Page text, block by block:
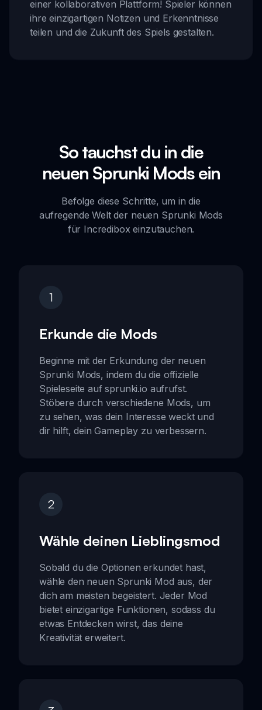
einer kollaborativen Plattform! Spieler können
ihre einzigartigen Notizen und Erkenntnisse
teilen und die Zukunft des Spiels gestalten.
So tauchst du in die
neuen Sprunki Mods ein
Befolge diese Schritte, um in die
aufregende Welt der neuen Sprunki Mods
für Incredibox einzutauchen.
1
Erkunde die Mods
Beginne mit der Erkundung der neuen
Sprunki Mods, indem du die offizielle
Spieleseite auf sprunki.io aufrufst.
Stöbere durch verschiedene Mods, um
zu sehen, was dein Interesse weckt und
dir hilft, dein Gameplay zu verbessern.
2
Wähle deinen Lieblingsmod
Sobald du die Optionen erkundet hast,
wähle den neuen Sprunki Mod aus, der
dich am meisten begeistert. Jeder Mod
bietet einzigartige Funktionen, sodass du
etwas Entdecken wirst, das deine
Kreativität erweitert.